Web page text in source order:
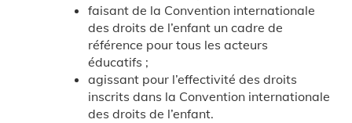
faisant de la Convention internationale
des droits de l’enfant un cadre de
référence pour tous les acteurs
éducatifs ;
agissant pour l’effectivité des droits
inscrits dans la Convention internationale
des droits de l’enfant.